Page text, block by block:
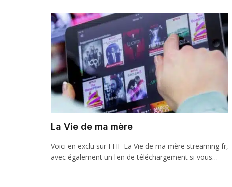
La Vie de ma mère
Voici en exclu sur FFIF La Vie de ma mère streaming fr,
avec également un lien de téléchargement si vous…